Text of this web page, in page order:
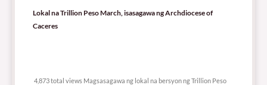
Lokal na Trillion Peso March, isasagawa ng Archdiocese of
Caceres
4,873 total views Magsasagawa ng lokal na bersyon ng Trillion Peso